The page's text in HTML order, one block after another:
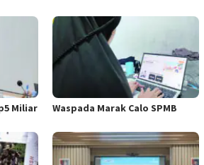
Miliar Waspada Marak Calo SPMB